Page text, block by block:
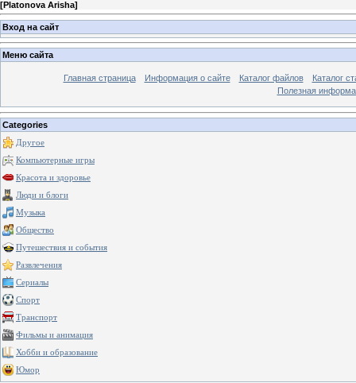
[Platonova Arisha]
Вход на сайт
Меню сайта
Главная страница Информация о сайте Каталог файлов
Каталог
Полезная
Categories
Другое
Компьютерные игры
Красота и здоровье
Люди и блоги
Музыка
Общество
Путешествия и события
Развлечения
Сериалы
Спорт
Транспорт
Фильмы и анимация
Хобби и образование
Юмор